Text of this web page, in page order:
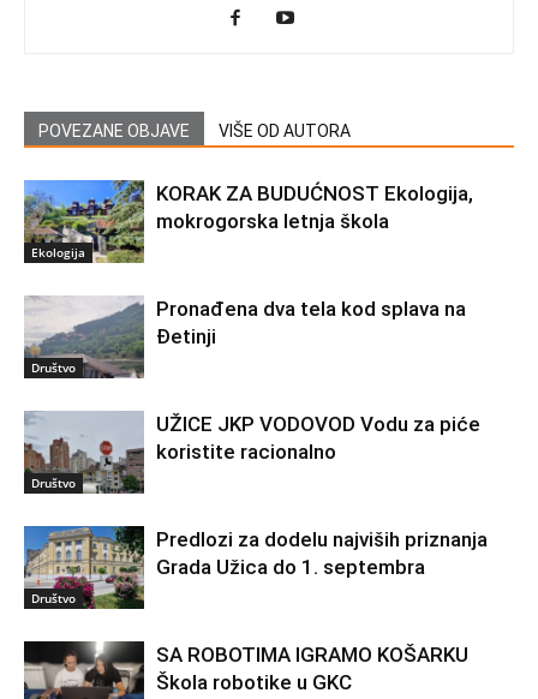
POVEZANE OBJAVE VIŠE OD AUTORA
Ekologija
KORAK ZA BUDUĆNOST Ekologija,
mokrogorska letnja škola
Društvo
Pronađena dva tela kod splava na
Đetinji
Društvo
UŽICE JKP VODOVOD Vodu za piće
koristite racionalno
Društvo
Predlozi za dodelu najviših priznanja
Grada Užica do 1. septembra
SA ROBOTIMA IGRAMO KOŠARKU
Škola robotike u GKC